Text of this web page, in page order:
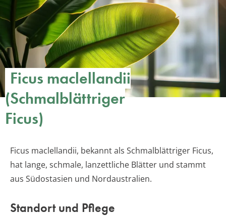
Ficus maclellandii
(Schmalblättriger
Ficus)
Ficus maclellandii, bekannt als Schmalblättriger Ficus,
hat lange, schmale, lanzettliche Blätter und stammt
aus Südostasien und Nordaustralien.
Standort und Pflege